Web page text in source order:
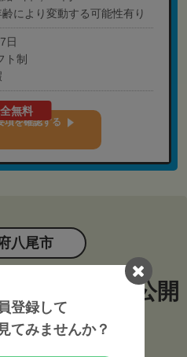
により変動する可能性有り
日
ト制
無料
項を確認する
八尾市
指圧師の非公開
人
登録して
てみませんか？